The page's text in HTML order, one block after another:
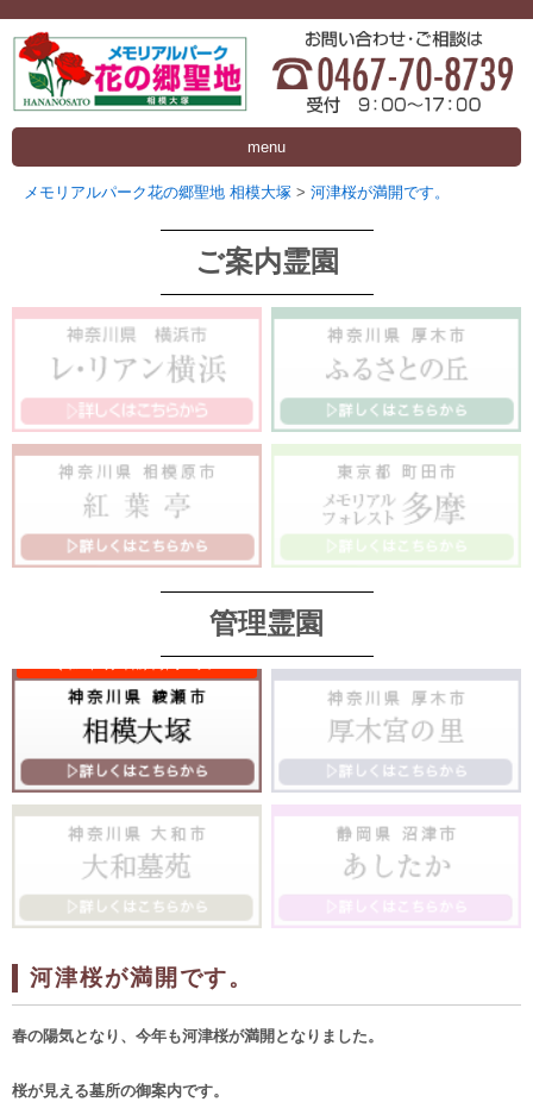
menu
メモリアルパーク花の郷聖地 相模大塚 > 河津桜が満開です。
ご案内霊園
管理霊園
河津桜が満開です。
春の陽気となり、今年も河津桜が満開となりました。
桜が見える墓所の御案内です。